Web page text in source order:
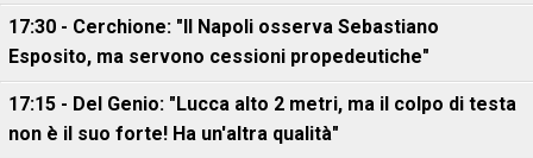
17:30 - Cerchione: "Il Napoli osserva Sebastiano
Esposito, ma servono cessioni propedeutiche"
17:15 - Del Genio: "Lucca alto 2 metri, ma il colpo di testa
non è il suo forte! Ha un'altra qualità"